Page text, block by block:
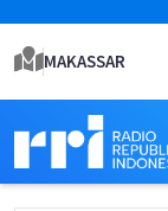
MAKASSAR